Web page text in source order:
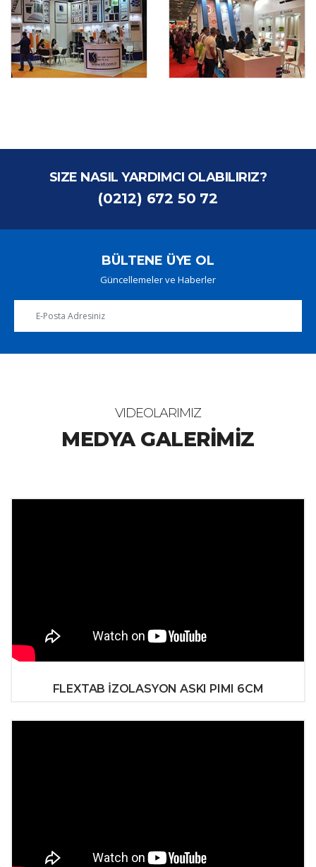
SIZE NASIL YARDIMCI OLABILIRIZ?
(0212) 672 50 72
BÜLTENE ÜYE OL
Güncellemeler ve Haberler
VIDEOLARIMIZ
MEDYA GALERİMİZ
FLEXTAB İZOLASYON ASKI PIMI 6CM